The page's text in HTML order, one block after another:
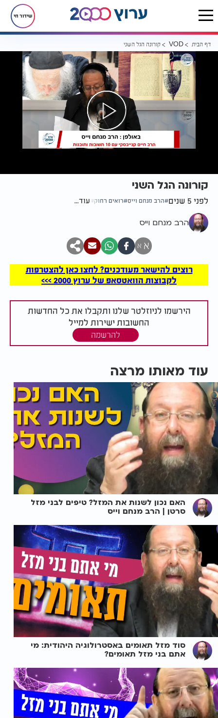
שידור חי
דף הבית VOD קורונה הגל השני
קורונה הגל השני
לפני 5 שנים הרב מנחם וייס רואים רחוק עוד...
הרב מנחם וייס
א א
רוצים להישאר מעודכנים? לחצו כאן להצטרפות
לקבוצות הוואטסאפ של ערוץ 2000 >>>
הירשמו לניוזלטר שלנו ותקבלו את כל החדשות
החשובות ישירות למייל
להרשמה
עוד מאותו מרצה
האם נכון לשנות את המזל? טיפים לבני מזל
סרטן | הרב מנחם וייס
סוד מזל תאומים באסטרולוגיה היהודית: מי
אתם בני מזל תאומים?